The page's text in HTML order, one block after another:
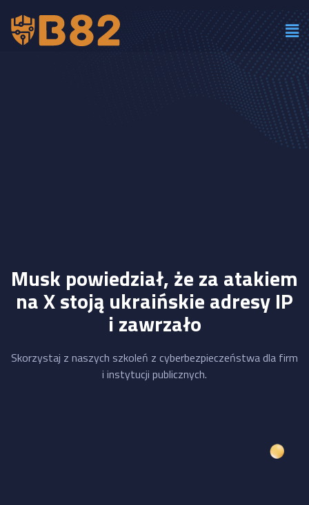
Musk powiedział, że za atakiem
na X stoją ukraińskie adresy IP
i zawrzało
Skorzystaj z naszych szkoleń z cyberbezpieczeństwa dla firm
i instytucji publicznych.